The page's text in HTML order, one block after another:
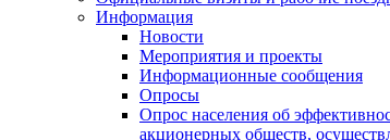
Информация
Новости
Мероприятия и проекты
Информационные сообщения
Опросы
Опрос населения об
акционерных обществ,